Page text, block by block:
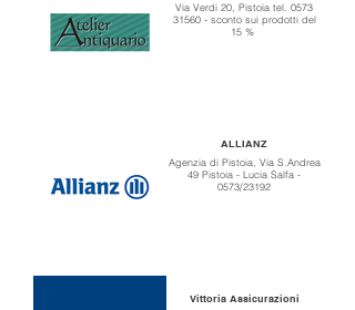
Via Verdi 20, Pistoia tel. 0573
31560 - sconto sui prodotti del
15 %
ALLIANZ
Agenzia di Pistoia, Via S.Andrea
49 Pistoia - Lucia Salfa -
0573/23192
Vittoria Assicurazioni